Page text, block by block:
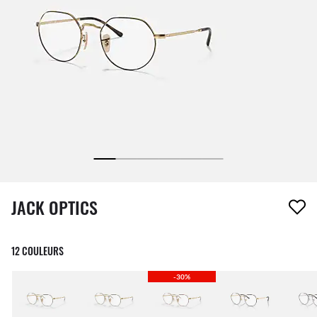
1 article a été retiré de votre liste de souhaits
JACK OPTICS
12 COULEURS
-30%